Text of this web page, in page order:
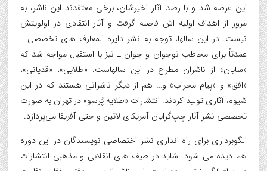
این عرصه شد و با رصد آثار اخیرشان، برخی معتقدند این ناشر، به
مرور از اهداف اولیه اش فاصله گرفت و آثار انتقادی در اولویتش
نیست. در این سالها، توجه به نشر دایره المعارف های تخصصی ـ
عمدتاً برای مخاطب نوجوان و جوان ـ نیز با استقبال مواجه شد که
«سایان» از ناشران مطرح در این سالهاست. «طلایی»، «قدیانی»،
«افق» و «پیام محراب» و… هم از دیگر ناشرانی هستند که در این
شیوه، آثاری تولید کردند. انتشارات «طلایه پُرسو» در تهران به صورت
تخصصی نشر آثار چپ‌گرایان آمریکای لاتین و حتی آفریقا می‌پردازد.
الگوبرداری برای راه اندازی نشر اختصاصی نویسندگان در این دوره
هم دیده می شود. شاید در طیف های انقلابی و مذهبی انتشارات